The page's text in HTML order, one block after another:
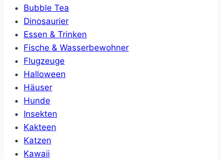
Bubble Tea
Dinosaurier
Essen & Trinken
Fische & Wasserbewohner
Flugzeuge
Halloween
Häuser
Hunde
Insekten
Kakteen
Katzen
Kawaii